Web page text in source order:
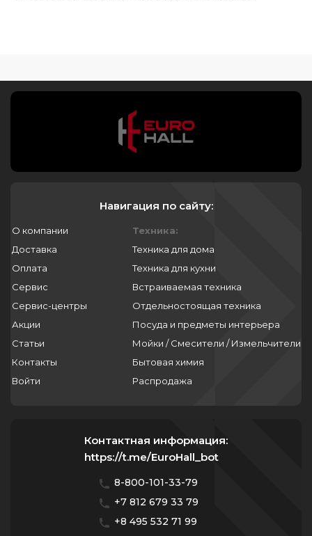
Навигация по сайту:
О компании
Доставка
Оплата
Сервис
Сервис-центры
Акции
Статьи
Контакты
Войти
Техника:
Техника для дома
Техника для кухни
Встраиваемая техника
Отдельностоящая техника
Посуда и предметы интерьера
Мойки / Смесители / Измельчители
Бытовая химия
Распродажа
Контактная информация:
https://t.me/EuroHall_bot
8-800-101-33-79
+7 812 679 33 79
+8 495 532 71 99